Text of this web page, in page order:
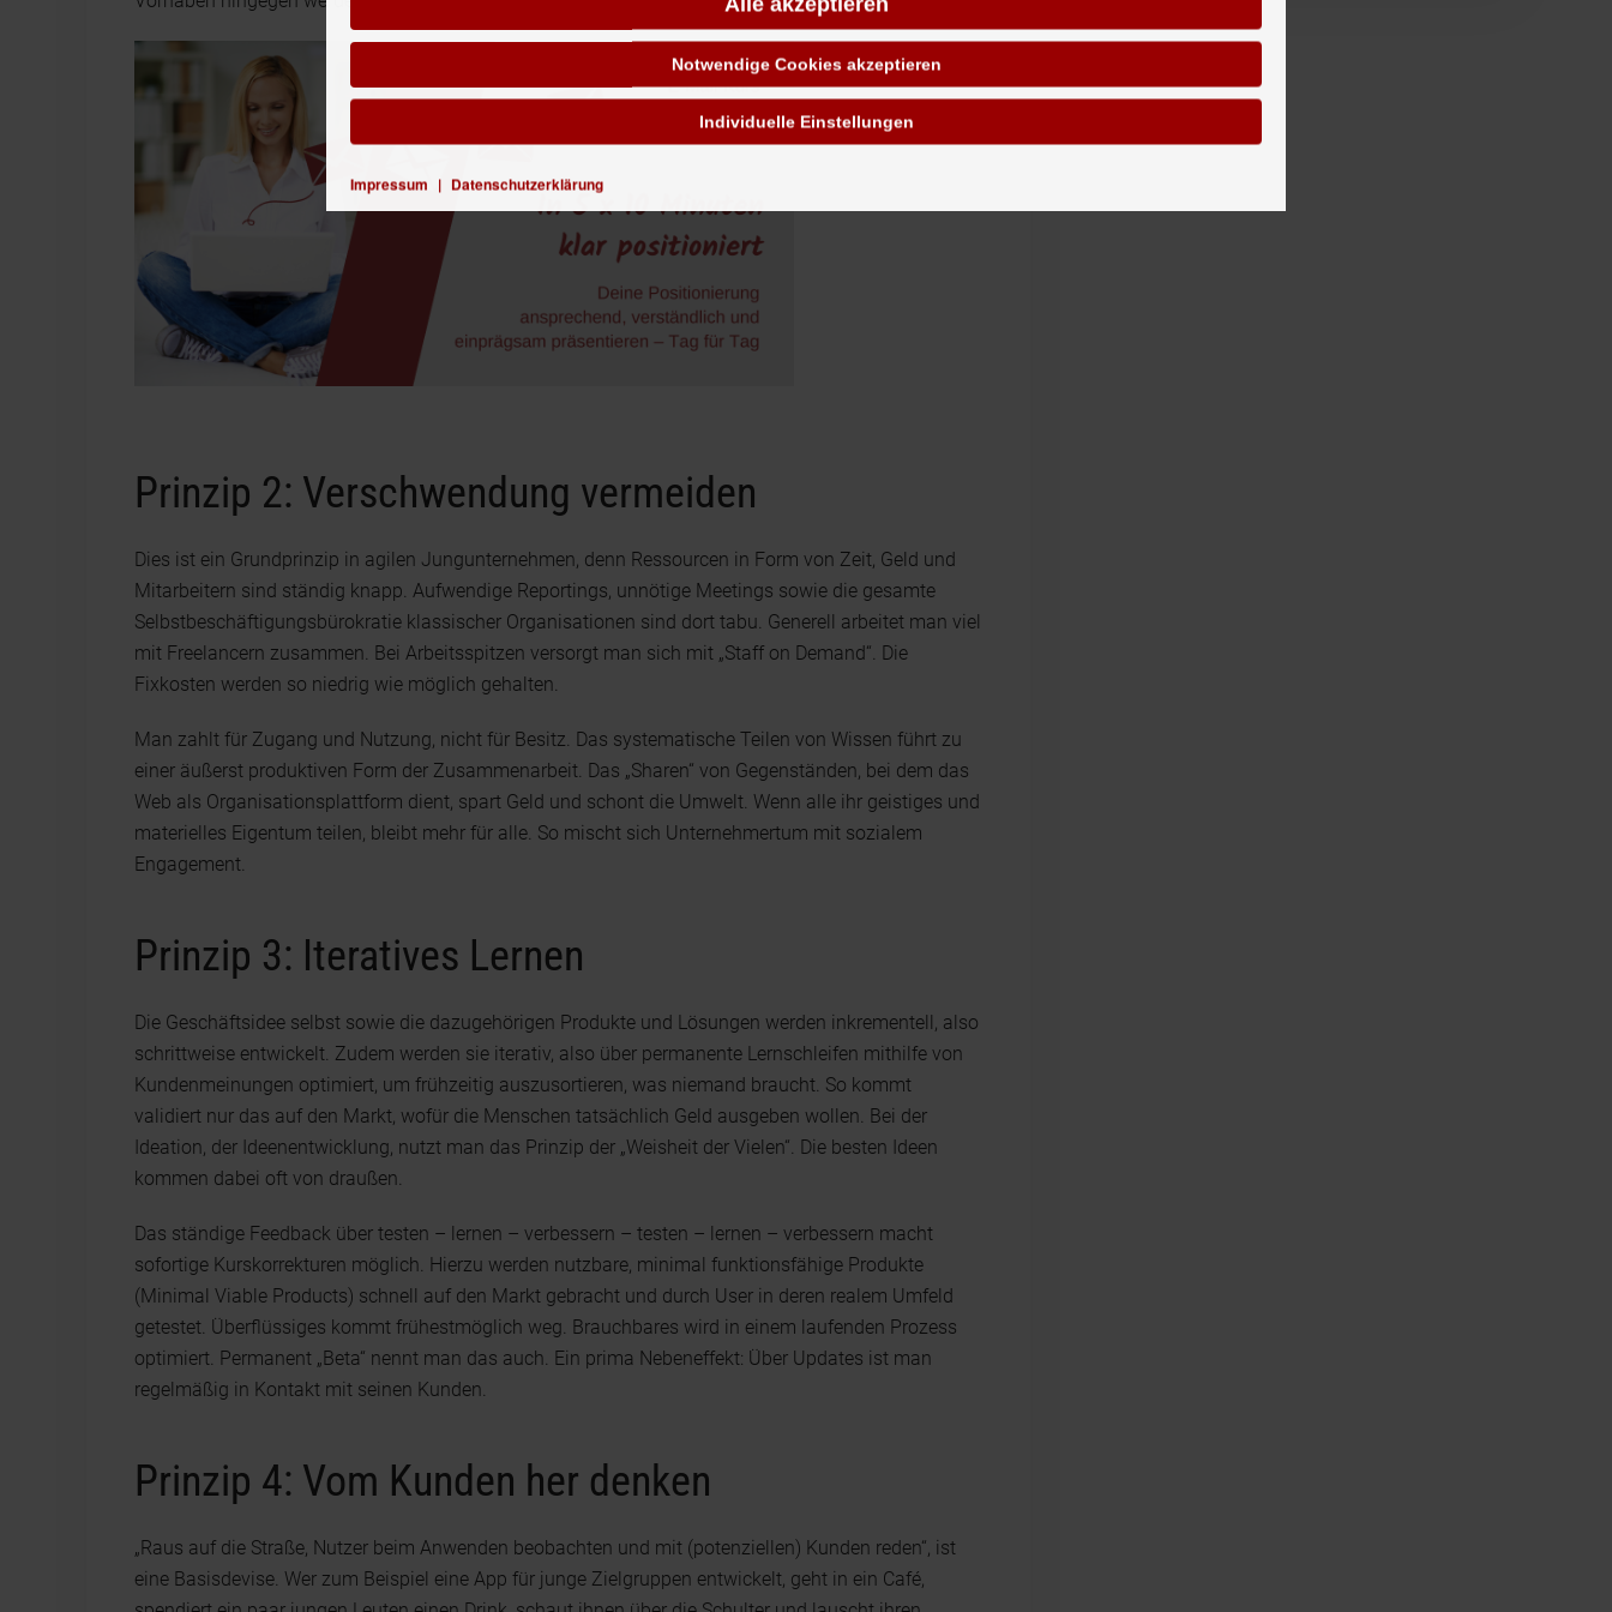
Prinzip 2: Verschwendung vermeiden
Dies ist ein Grundprinzip in agilen Jungunternehmen, denn Ressourcen in Form von Zeit, Geld und
Mitarbeitern sind ständig knapp. Aufwendige Reportings, unnötige Meetings sowie die gesamte
Selbstbeschäftigungsbürokratie klassischer Organisationen sind dort tabu. Generell arbeitet man viel
mit Freelancern zusammen. Bei Arbeitsspitzen versorgt man sich mit „Staff on Demand“. Die
Fixkosten werden so niedrig wie möglich gehalten.
Man zahlt für Zugang und Nutzung, nicht für Besitz. Das systematische Teilen von Wissen führt zu
einer äußerst produktiven Form der Zusammenarbeit. Das „Sharen“ von Gegenständen, bei dem das
Web als Organisationsplattform dient, spart Geld und schont die Umwelt. Wenn alle ihr geistiges und
materielles Eigentum teilen, bleibt mehr für alle. So mischt sich Unternehmertum mit sozialem
Engagement.
Prinzip 3: Iteratives Lernen
Die Geschäftsidee selbst sowie die dazugehörigen Produkte und Lösungen werden inkrementell, also
schrittweise entwickelt. Zudem werden sie iterativ, also über permanente Lernschleifen mithilfe von
Kundenmeinungen optimiert, um frühzeitig auszusortieren, was niemand braucht. So kommt
validiert nur das auf den Markt, wofür die Menschen tatsächlich Geld ausgeben wollen. Bei der
Ideation, der Ideenentwicklung, nutzt man das Prinzip der „Weisheit der Vielen“. Die besten Ideen
kommen dabei oft von draußen.
Das ständige Feedback über testen – lernen – verbessern – testen – lernen – verbessern macht
sofortige Kurskorrekturen möglich. Hierzu werden nutzbare, minimal funktionsfähige Produkte
(Minimal Viable Products) schnell auf den Markt gebracht und durch User in deren realem Umfeld
getestet. Überflüssiges kommt frühestmöglich weg. Brauchbares wird in einem laufenden Prozess
optimiert. Permanent „Beta“ nennt man das auch. Ein prima Nebeneffekt: Über Updates ist man
regelmäßig in Kontakt mit seinen Kunden.
Prinzip 4: Vom Kunden her denken
„Raus auf die Straße, Nutzer beim Anwenden beobachten und mit (potenziellen) Kunden reden“, ist
eine Basisdevise. Wer zum Beispiel eine App für junge Zielgruppen entwickelt, geht in ein Café,
Notwendige Cookies akzeptieren
Impressum | Datenschutzerklärung
Individuelle Einstellungen